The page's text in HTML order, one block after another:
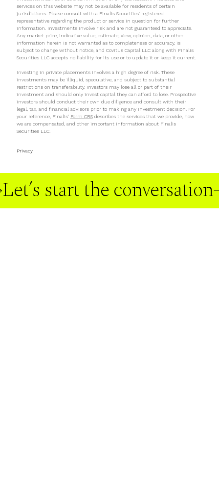
Privacy
services on this website may not be available for residents of certain
jurisdictions. Please consult with a Finalis Securities’ registered
representative regarding the product or service in question for further
information. Investments involve risk and are not guaranteed to appreciate.
Any market price, indicative value, estimate, view, opinion, data, or other
information herein is not warranted as to completeness or accuracy, is
subject to change without notice, and Covitus Capital LLC along with Finalis
Securities LLC accepts no liability for its use or to update it or keep it current.
Investing in private placements involves a high degree of risk. These
investments may be illiquid, speculative, and subject to substantial
restrictions on transferability. Investors may lose all or part of their
investment and should only invest capital they can afford to lose. Prospective
investors should conduct their own due diligence and consult with their
legal, tax, and financial advisors prior to making any investment decision. For
your reference, Finalis’ Form CRSdescribes the services that we provide, how
we are compensated, and other important information about Finalis
Securities LLC.
Let’s start the conversation